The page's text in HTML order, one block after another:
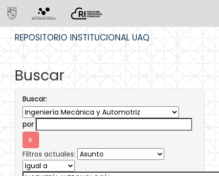
REPOSITORIO INSTITUCIONAL UAQ
Buscar
Buscar:
por
Filtros actuales: